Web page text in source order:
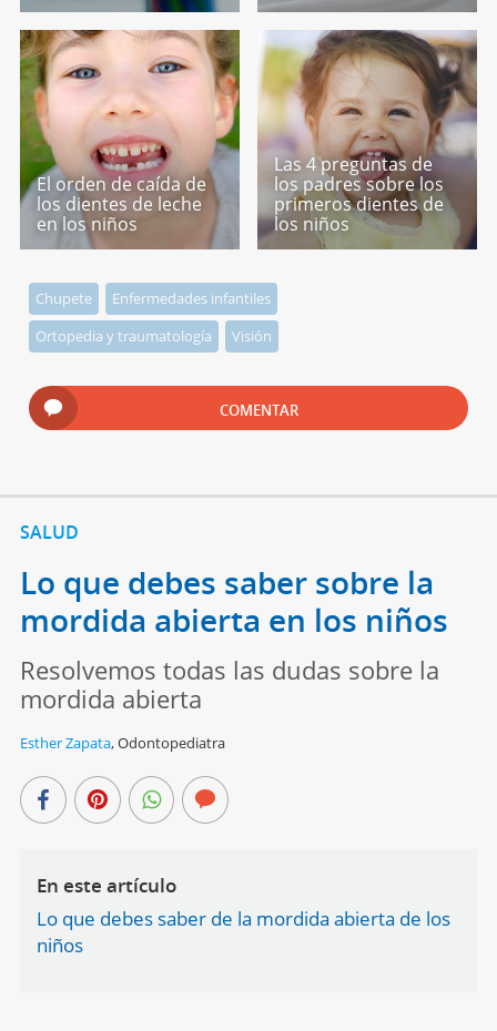
El orden de caída de
los dientes de leche
en los niños
Las 4 preguntas de
los padres sobre los
primeros dientes de
los niños
Chupete
Enfermedades infantiles
Ortopedia y traumatología
Visión
COMENTAR
SALUD
Lo que debes saber sobre la
mordida abierta en los niños
Resolvemos todas las dudas sobre la
mordida abierta
Esther Zapata,Odontopediatra
En este artículo
Lo que debes saber de la mordida abierta de los
niños